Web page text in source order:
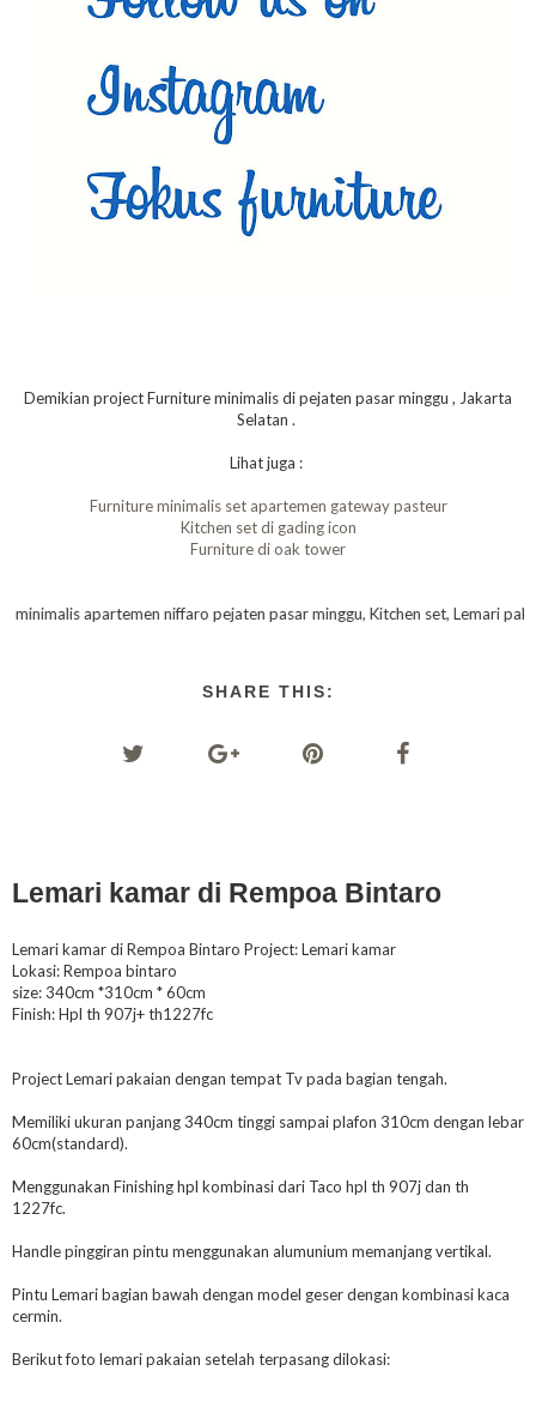
Demikian project Furniture minimalis di pejaten pasar minggu , Jakarta
Selatan .
Lihat juga :
Furniture minimalis set apartemen gateway pasteur
Kitchen set di gading icon
Furniture di oak tower
niffaro pejaten pasar minggu, Kitchen set, Lemari pakaian, hpl putih,
SHARE THIS:
Lemari kamar di Rempoa Bintaro
Lemari kamar di Rempoa Bintaro Project: Lemari kamar
Lokasi: Rempoa bintaro
size: 340cm *310cm * 60cm
Finish: Hpl th 907j+ th1227fc
Project Lemari pakaian dengan tempat Tv pada bagian tengah.
Memiliki ukuran panjang 340cm tinggi sampai plafon 310cm dengan lebar
60cm(standard).
Menggunakan Finishing hpl kombinasi dari Taco hpl th 907j dan th
1227fc.
Handle pinggiran pintu menggunakan alumunium memanjang vertikal.
Pintu Lemari bagian bawah dengan model geser dengan kombinasi kaca
cermin.
Berikut foto lemari pakaian setelah terpasang dilokasi: